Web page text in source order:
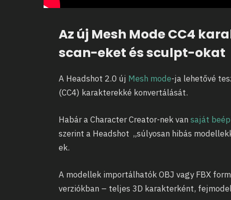
Az új Mesh Mode CC4
scan-eket és sculpt-okat
A Headshot 2.0 új Mesh mode-ja lehetővé
(CC4) karakterekké konvertálását.
Habár a Character Creator-nek van saját
szerint a Headshot „súlyosan hibás
ek.
A modellek importálhatók OBJ vagy FBX
verziókban – teljes 3D karakterként,